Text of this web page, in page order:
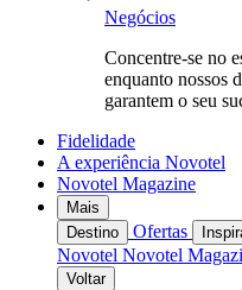
Negócios
Concentre-se no
enquanto nossos
garantem o seu
Fidelidade
A experiência Novotel
Novotel Magazine
Mais
Destino
Ofertas
Novotel Novotel
Voltar